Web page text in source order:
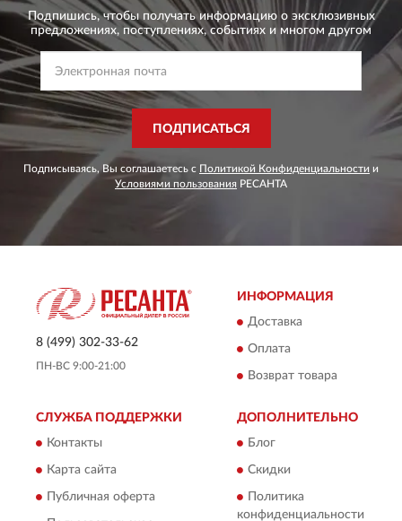
Подпишись, чтобы получать информацию о эксклюзивных
предложениях, поступлениях, событиях и многом другом
ПОДПИСАТЬСЯ
Подписываясь, Вы соглашаетесь с Политикой Конфиденциальности и
Условиями пользования РЕСАНТА
8 (499) 302-33-62
ПН-ВС 9:00-21:00
ИНФОРМАЦИЯ
Доставка
Оплата
Возврат товара
СЛУЖБА ПОДДЕРЖКИ
Контакты
Карта сайта
Публичная оферта
ДОПОЛНИТЕЛЬНО
Блог
Скидки
Политика
конфиденциальности